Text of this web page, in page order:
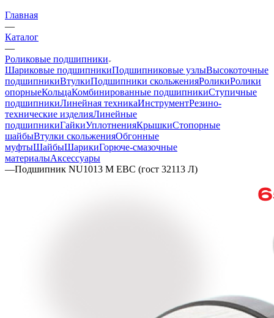
Главная
—
Каталог
—
Роликовые подшипники
Шариковые подшипникиПодшипниковые узлыВысокоточные
подшипникиВтулкиПодшипники скольженияРоликиРолики
опорныеКольцаКомбинированные подшипникиСтупичные
подшипникиЛинейная техникаИнструментРезино-
технические изделияЛинейные
подшипникиГайкиУплотненияКрышкиСтопорные
шайбыВтулки скольженияОбгонные
муфтыШайбыШарикиГорюче-смазочные
материалыАксессуары
—Подшипник NU1013 M EBC (гост 32113 Л)